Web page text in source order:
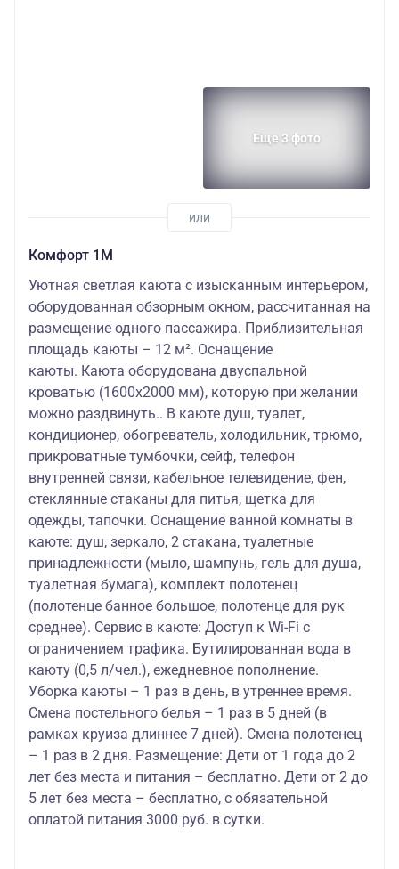
Еще 3 фото
Комфорт 1М
Уютная светлая каюта с изысканным интерьером,
оборудованная обзорным окном, рассчитанная на
размещение одного пассажира. Приблизительная
площадь каюты – 12 м². Оснащение
каюты. Каюта оборудована двуспальной
кроватью (1600х2000 мм), которую при желании
можно раздвинуть.. В каюте душ, туалет,
кондиционер, обогреватель, холодильник, трюмо,
прикроватные тумбочки, сейф, телефон
внутренней связи, кабельное телевидение, фен,
стеклянные стаканы для питья, щетка для
одежды, тапочки. Оснащение ванной комнаты в
каюте: душ, зеркало, 2 стакана, туалетные
принадлежности (мыло, шампунь, гель для душа,
туалетная бумага), комплект полотенец
(полотенце банное большое, полотенце для рук
среднее). Сервис в каюте: Доступ к Wi-Fi с
ограничением трафика. Бутилированная вода в
каюту (0,5 л/чел.), ежедневное пополнение.
Уборка каюты – 1 раз в день, в утреннее время.
Смена постельного белья – 1 раз в 5 дней (в
рамках круиза длиннее 7 дней). Смена полотенец
– 1 раз в 2 дня. Размещение: Дети от 1 года до 2
лет без места и питания – бесплатно. Дети от 2 до
5 лет без места – бесплатно, с обязательной
оплатой питания 3000 руб. в сутки.